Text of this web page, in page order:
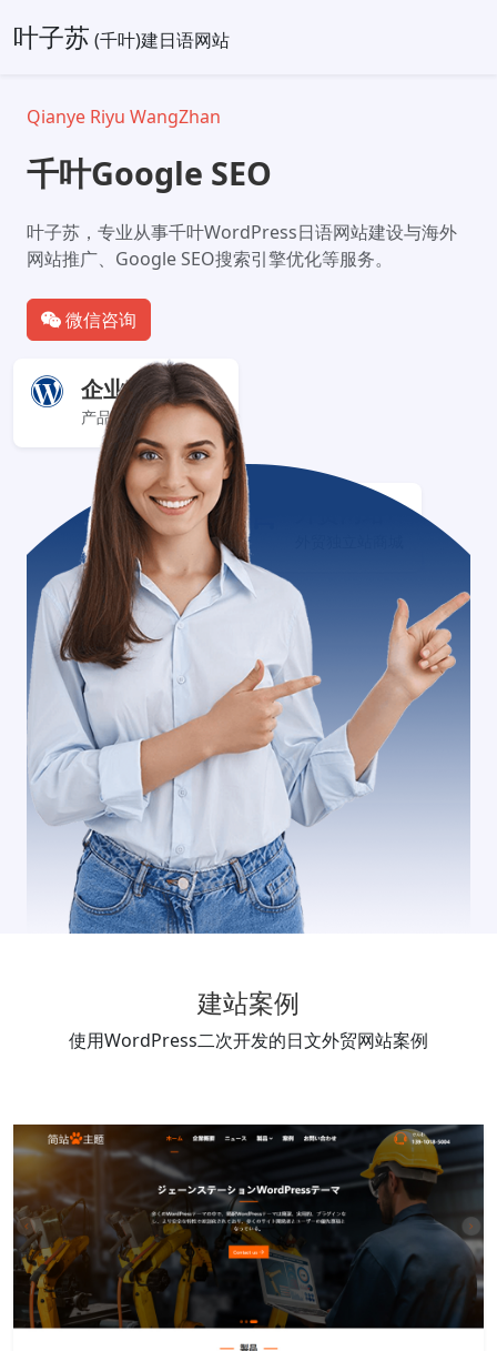
叶子苏 (千叶)建日语网站
Qianye Riyu WangZhan
千叶Google SEO
叶子苏，专业从事千叶WordPress日语网站建设与海外
网站推广、Google SEO搜索引擎优化等服务。
微信咨询
企业官网+
产品服务展示型网站
建站案例
使用WordPress二次开发的日文外贸网站案例